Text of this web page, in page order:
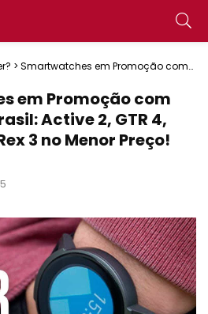
> Smartwatches em Promoção com
em Promoção com
Active 2, GTR 4,
3 no Menor Preço!